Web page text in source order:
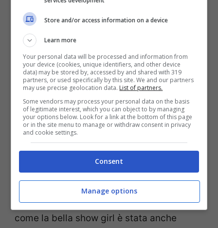
La show girl Eva Henger (Instagram)
LaHenger, d’altronde, ha un corpo davero
del tempo e che i più attempati
probabilmente ricorderanno, considerato
come la bella show girl è stata anche
Store and/or access information on a device
Learn more
Your personal data will be processed and information from
your device (cookies, unique identifiers, and other device
data) may be stored by, accessed by and shared with 319
partners, or used specifically by this site. We and our partners
may use precise geolocation data. List of partners.
Some vendors may process your personal data on the basis
of legitimate interest, which you can object to by managing
your options below. Look for a link at the bottom of this page
or in the site menu to manage or withdraw consent in privacy
and cookie settings.
Consent
Manage options